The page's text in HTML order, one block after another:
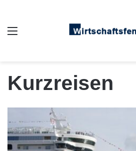
Kurzreisen